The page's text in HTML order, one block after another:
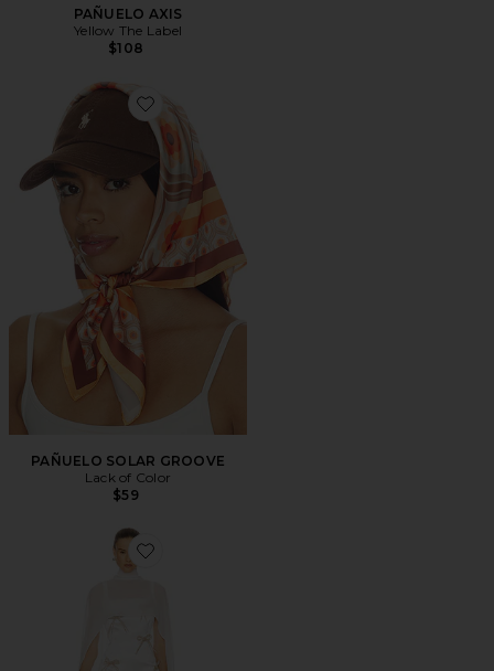
PAÑUELO AXIS
Yellow The Label
$108
Favorite PAÑUELO SOLAR GROOVE
PAÑUELO SOLAR GROOVE
Lack of Color
$59
Favorite CAPA